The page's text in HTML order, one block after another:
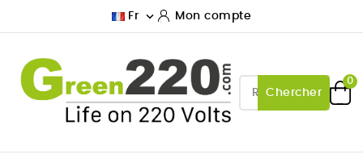
Fr  Mon compte
Chercher
0